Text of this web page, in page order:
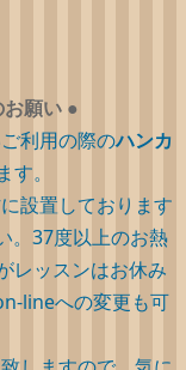
願い ●
利用の際のハンカ
。
設置しております
。37度以上のお熱
レッスンはお休み
lineへの変更も可